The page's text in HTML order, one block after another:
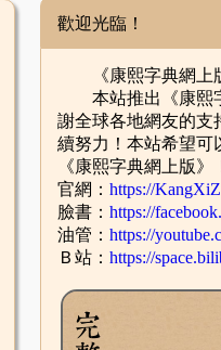
歡迎光臨！
《康熙字典網上
本站推出《康熙
謝全球各地網友的支
續努力！本站希望可
《康熙字典網上版》
官網： https://
臉書： https://
油管： https://
Ｂ站： https://